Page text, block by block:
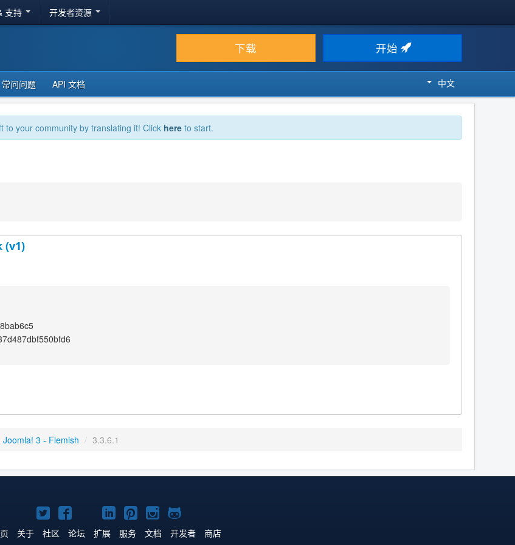
支持 开发者资源
下载 开始
常问问题 API 文档 中文
to your community by translating it! Click here to start.
(v1)
Joomla! 3 - Flemish / 3.3.6.1
Twitter
主
Facebook
主
YouTube
主
LinkedIn
主
Pinterest
主
Instagram
主
GitHub
主
关于 社区 论坛 扩展 服务 文档 开发者 商店